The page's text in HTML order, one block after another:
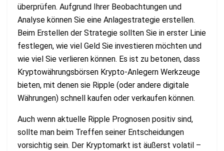
überprüfen. Aufgrund Ihrer Beobachtungen und
Analyse können Sie eine Anlagestrategie erstellen.
Beim Erstellen der Strategie sollten Sie in erster Linie
festlegen, wie viel Geld Sie investieren möchten und
wie viel Sie verlieren können. Es ist zu betonen, dass
Kryptowährungsbörsen Krypto-Anlegern Werkzeuge
bieten, mit denen sie Ripple (oder andere digitale
Währungen) schnell kaufen oder verkaufen können.
Auch wenn aktuelle Ripple Prognosen positiv sind,
sollte man beim Treffen seiner Entscheidungen
vorsichtig sein. Der Kryptomarkt ist äußerst volatil –